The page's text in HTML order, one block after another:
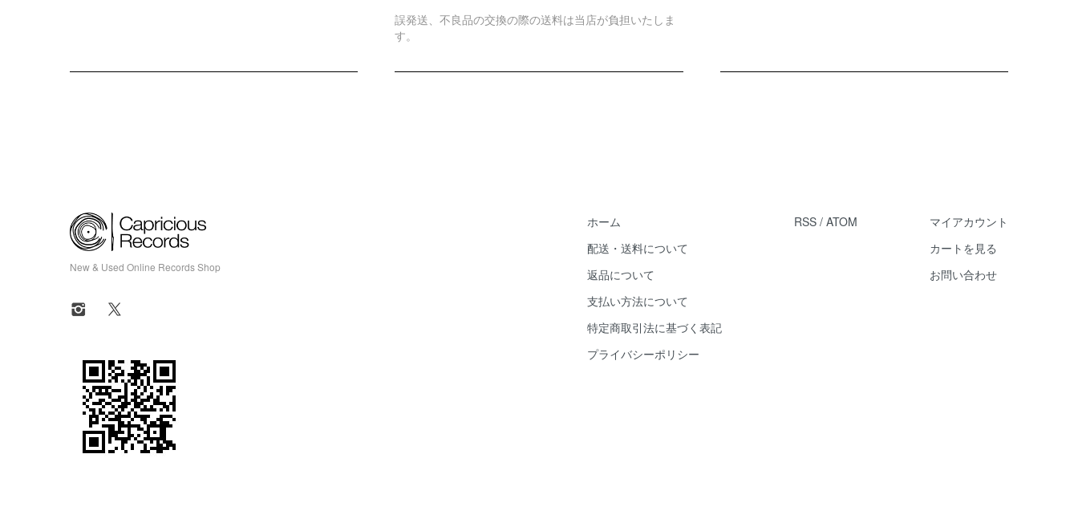
誤発送、不良品の交換の際の送料は当店が負担いたしま
す。
New & Used Online Records Shop
ホーム
配送・送料について
返品について
支払い方法について
特定商取引法に基づく表記
プライバシーポリシー
RSS / ATOM
マイアカウント
カートを見る
お問い合わせ